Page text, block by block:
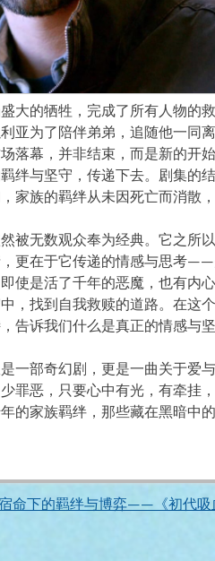
大的牺牲，完成了所有人物的
亚为了陪伴弟弟，追随他一同
落幕，并非结束，而是新的开
绊与坚守，传递下去。剧集的
家族的羁绊从未因死亡而消散
被无数观众奉为经典。它之所
更在于它传递的情感与思考
使是活了千年的恶魔，也有内
，找到自我救赎的道路。在这
告诉我们什么是真正的情感与
一部奇幻剧，更是一曲关于爱
罪恶，只要心中有光，有牵挂
的家族羁绊，那些藏在黑暗中
命下的羁绊与博弈——《初代吸